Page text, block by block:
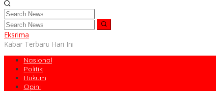
Eksrima
Kabar Terbaru Hari Ini
Nasional
Politik
Hukum
Opini